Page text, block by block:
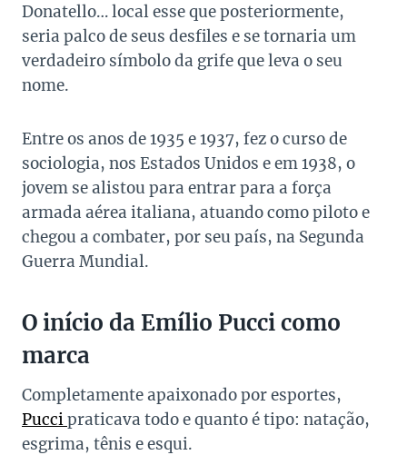
Donatello… local esse que posteriormente,
seria palco de seus desfiles e se tornaria um
verdadeiro símbolo da grife que leva o seu
nome.
Entre os anos de 1935 e 1937, fez o curso de
sociologia, nos Estados Unidos e em 1938, o
jovem se alistou para entrar para a força
armada aérea italiana, atuando como piloto e
chegou a combater, por seu país, na Segunda
Guerra Mundial.
O início da Emílio Pucci como
marca
Completamente apaixonado por esportes,
Puccipraticava todo e quanto é tipo: natação,
esgrima, tênis e esqui.